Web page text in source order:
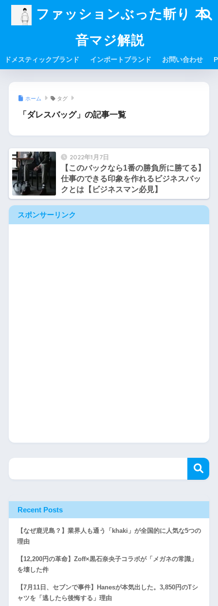
ファッションぶった斬り 本
音マジ解説
ドメスティックブランド インポートブランド お問い合わせ
ホーム タグ
「ダレスバッグ」の記事一覧
2022年1月7日
【このバックなら1番の勝負所に勝てる】
仕事のできる印象を作れるビジネスバッ
クとは【ビジネスマン必見】
スポンサーリンク
Recent Posts
【なぜ鹿児島？】業界人も通う「khaki」が全国的に人気な5つの
理由
【12,200円の革命】Zoff×黒石奈央子コラボが「メガネの常識」
を壊した件
【7月11日、セブンで事件】Hanesが本気出した。3,850円のTシ
ャツを「逃したら後悔する」理由